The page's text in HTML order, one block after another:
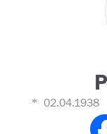
02.04.1938